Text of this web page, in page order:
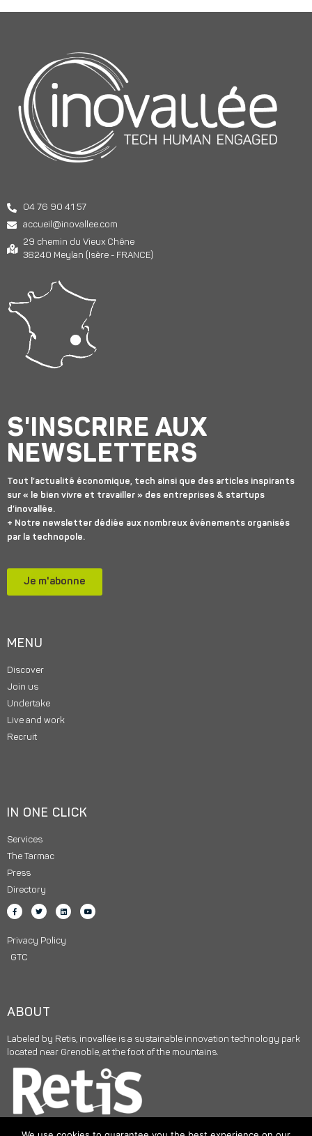
04 76 90 41 57
accueil@inovallee.com
29 chemin du Vieux Chêne
38240 Meylan (Isère - FRANCE)
S'INSCRIRE AUX
NEWSLETTERS
Tout l’actualité économique, tech ainsi que des articles inspirants
sur « le bien vivre et travailler » des entreprises & startups
d’inovallée.
+ Notre newsletter dédiée aux nombreux événements organisés
par la technopole.
Je m'abonne
MENU
Discover
Join us
Undertake
Live and work
Recruit
IN ONE CLICK
Services
The Tarmac
Press
Directory
Privacy Policy
GTC
ABOUT
Labeled by Retis, inovallée is a sustainable innovation technology park
located near Grenoble, at the foot of the mountains.